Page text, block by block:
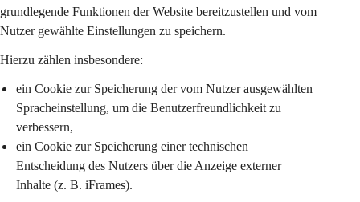
grundlegende Funktionen der Website bereitzustellen und vom
Nutzer gewählte Einstellungen zu speichern.
Hierzu zählen insbesondere:
ein Cookie zur Speicherung der vom Nutzer ausgewählten
Spracheinstellung, um die Benutzerfreundlichkeit zu
verbessern,
ein Cookie zur Speicherung einer technischen
Entscheidung des Nutzers über die Anzeige externer
Inhalte (z. B. iFrames).